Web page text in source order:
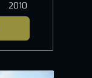
2010